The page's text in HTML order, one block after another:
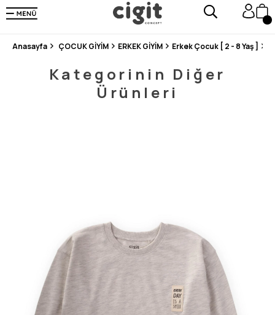
250.000'DEN FAZLA DEĞERLENDİRMEDE 5 ÜZERİNDEN 4.8 PUAN ALDI ⭐⭐⭐⭐⭐
3 MİLYONDAN FAZLA MUTLU MÜŞTERİ ❤️ 10 MİLYON ÜRÜN
Anasayfa ÇOCUK GİYİM ERKEK GİYİM Erkek Çocuk [ 2 - 8 Yaş ]
Kategorinin Diğer
Ürünleri